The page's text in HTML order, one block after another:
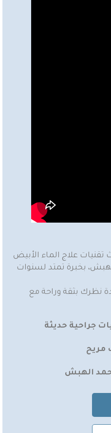
علاج الماء الأبيض
بخبرة تمتد لسنوات
نظرك بثقة وراحة مع
جراحية حديثة
مريح
أحمد الهبش